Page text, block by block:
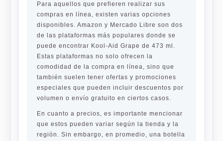
Para aquellos que prefieren realizar sus
compras en línea, existen varias opciones
disponibles. Amazon y Mercado Libre son dos
de las plataformas más populares donde se
puede encontrar Kool-Aid Grape de 473 ml.
Estas plataformas no solo ofrecen la
comodidad de la compra en línea, sino que
también suelen tener ofertas y promociones
especiales que pueden incluir descuentos por
volumen o envío gratuito en ciertos casos.
En cuanto a precios, es importante mencionar
que estos pueden variar según la tienda y la
región. Sin embargo, en promedio, una botella